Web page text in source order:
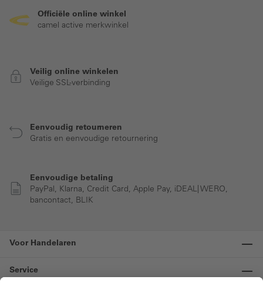
Officiële online winkel
camel active merkwinkel
Veilig online winkelen
Veilige SSL-verbinding
Eenvoudig retourneren
Gratis en eenvoudige retournering
Eenvoudige betaling
PayPal, Klarna, Credit Card, Apple Pay, iDEAL| WERO,
bancontact, BLIK
Voor Handelaren
Service